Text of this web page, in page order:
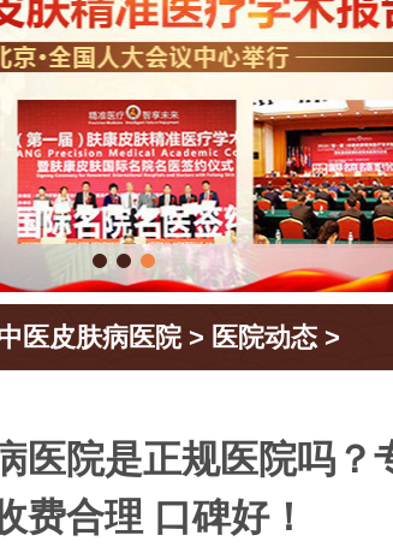
医皮肤病医院> 医院动态 >
医院是正规医院吗？
费合理 口碑好！